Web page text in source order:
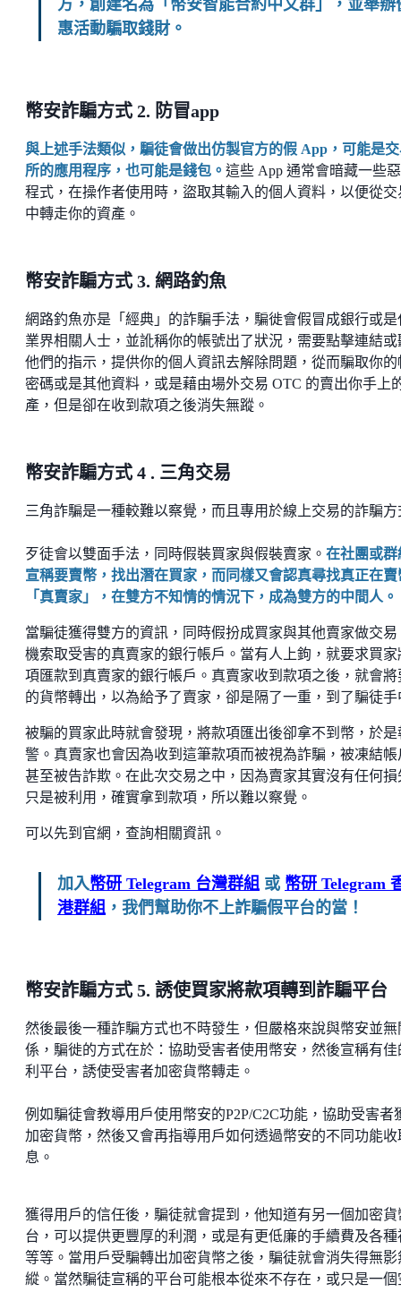
方，創建名為「幣安智能合約中文群」，並舉辦
惠活動騙取錢財。
幣安詐騙方式 2. 防冒app
與上述手法類似，騙徒會做出仿製官方的假 App，可能是
所的應用程序，也可能是錢包。 這些 App 通常會暗藏一些
程式，在操作者使用時，盜取其輸入的個人資料，以便從交
中轉走你的資產。
幣安詐騙方式 3. 網路釣魚
網路釣魚亦是「經典」的詐騙手法，騙徙會假冒成銀行或是
業界相關人士，並訛稱你的帳號出了狀況，需要點擊連結或
他們的指示，提供你的個人資訊去解除問題，從而騙取你的
密碼或是其他資料，或是藉由場外交易 OTC 的賣出你手上
產，但是卻在收到款項之後消失無蹤。
幣安詐騙方式 4 . 三角交易
三角詐騙是一種較難以察覺，而且專用於線上交易的詐騙方
歹徒會以雙面手法，同時假裝買家與假裝賣家。 在社團或群
宣稱要賣幣，找出潛在買家，而同樣又會認真尋找真正在賣
「真賣家」，在雙方不知情的情況下，成為雙方的中間人。
當騙徒獲得雙方的資訊，同時假扮成買家與其他賣家做交易
機索取受害的真賣家的銀行帳戶。當有人上鉤，就要求買家
項匯款到真賣家的銀行帳戶。真賣家收到款項之後，就會將
的貨幣轉出，以為給予了賣家，卻是隔了一重，到了騙徒手
被騙的買家此時就會發現，將款項匯出後卻拿不到幣，於是
警。真賣家也會因為收到這筆款項而被視為詐騙，被凍結帳
甚至被告詐欺。在此次交易之中，因為賣家其實沒有任何損
只是被利用，確實拿到款項，所以難以察覺。
可以先到官網，查詢相關資訊。
加入幣研 Telegram 台灣群組 或 幣研 Telegram
港群組 ，我們幫助你不上詐騙假平台的當！
幣安詐騙方式 5. 誘使買家將款項轉到詐騙平台
然後最後一種詐騙方式也不時發生，但嚴格來說與幣安並無
係，騙徙的方式在於：協助受害者使用幣安，然後宣稱有佳
利平台，誘使受害者加密貨幣轉走。
例如騙徒會教導用戶使用幣安的P2P/C2C功能，協助受害者
加密貨幣，然後又會再指導用戶如何透過幣安的不同功能收
息。
獲得用戶的信任後，騙徒就會提到，他知道有另一個加密貨
台，可以提供更豐厚的利潤，或是有更低廉的手續費及各種
等等。當用戶受騙轉出加密貨幣之後，騙徒就會消失得無影
縱。當然騙徒宣稱的平台可能根本從來不存在，或只是一個